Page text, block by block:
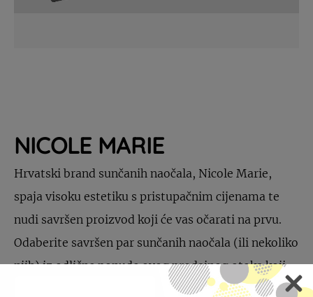
NICOLE MARIE
Hrvatski brand sunčanih naočala, Nicole Marie,
spaja visoku estetiku s pristupačnim cijenama te
nudi savršen proizvod koji će vas očarati na prvu.
Odaberite savršen par sunčanih naočala (ili nekoliko
njih) iz odlične ponude ovog prodajnog otoka koji
se smjestio u prizemlju centra.